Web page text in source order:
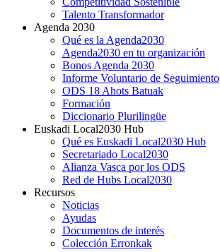
Talento Transformador
Agenda 2030
Qué es la Agenda2030
Agenda2030 en tu organización
Bonos Agenda 2030
Informe Voluntario de Seguimiento
ODS 18 Ahots Batuak
Formación
Diccionario Plurilingüe
Euskadi Local2030 Hub
Qué es Euskadi Local2030 Hub
Secretariado Local2030
Alianza Vasca por los ODS
Red de Hubs Local2030
Recursos
Noticias
Ayudas
Documentos de interés
Colección Erronkak